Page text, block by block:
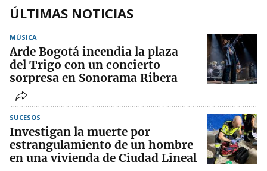
ÚLTIMAS NOTICIAS
MÚSICA
Arde Bogotá incendia la plaza
del Trigo con un concierto
sorpresa en Sonorama Ribera
SUCESOS
Investigan la muerte por
estrangulamiento de un hombre
en una vivienda de Ciudad Lineal